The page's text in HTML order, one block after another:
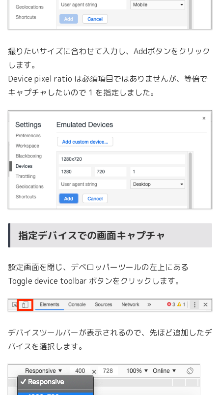
撮りたいサイズに合わせて入力し、Addボタンをクリック
します。
Device pixel ratio は必須項目ではありませんが、等倍で
キャプチャしたいので 1 を指定しました。
指定デバイスでの画面キャプチャ
設定画面を閉じ、デベロッパーツールの左上にある
Toggle device toolbar ボタンをクリックします。
デバイスツールバーが表示されるので、先ほど追加したデ
バイスを選択します。